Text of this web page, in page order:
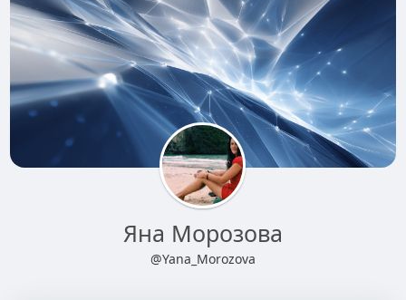
Яна Морозова
@Yana_Morozova